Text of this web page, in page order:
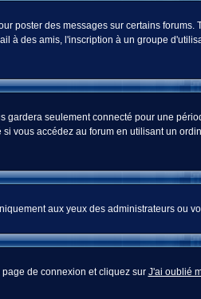
poster des messages sur certains
des amis, l'inscription à un groupe
gardera seulement connecté pour une
vous accédez au forum en utilisant un
aux yeux des administrateurs ou
de connexion et cliquez sur J'ai oublié